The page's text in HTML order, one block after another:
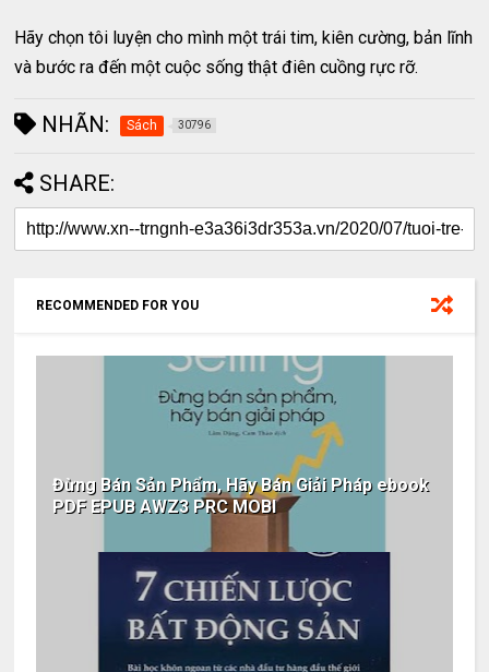
Hãy chọn tôi luyện cho mình một trái tim, kiên cường, bản lĩnh
và bước ra đến một cuộc sống thật điên cuồng rực rỡ.
NHÃN: Sách 30796
SHARE:
RECOMMENDED FOR YOU
Đừng Bán Sản Phẩm, Hãy Bán Giải Pháp ebook
PDF EPUB AWZ3 PRC MOBI